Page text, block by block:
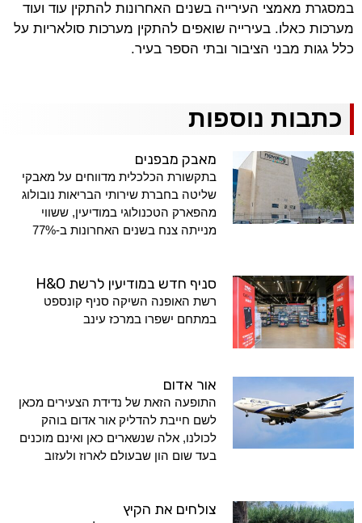
במסגרת מאמצי העירייה בשנים האחרונות להתקין עוד ועוד
מערכות כאלו. בעירייה שואפים להתקין מערכות סולאריות על
כלל גגות מבני הציבור ובתי הספר בעיר.
כתבות נוספות
מאבק מבפנים
בתקשורת הכלכלית מדווחים על מאבקי
שליטה בחברת שירותי הבריאות נובולוג
מהפארק הטכנולוגי במודיעין, ששווי
מנייתה צנח בשנים האחרונות ב-77%
סניף חדש במודיעין לרשת H&O
רשת האופנה השיקה סניף קונספט
במתחם ישפרו במרכז עינב
אור אדום
התופעה הזאת של נדידת הצעירים מכאן
לשם חייבת להדליק אור אדום בוהק
לכולנו, אלה שנשארים כאן ואינם מוכנים
בעד שום הון שבעולם לארוז ולעזוב
צולחים את הקיץ